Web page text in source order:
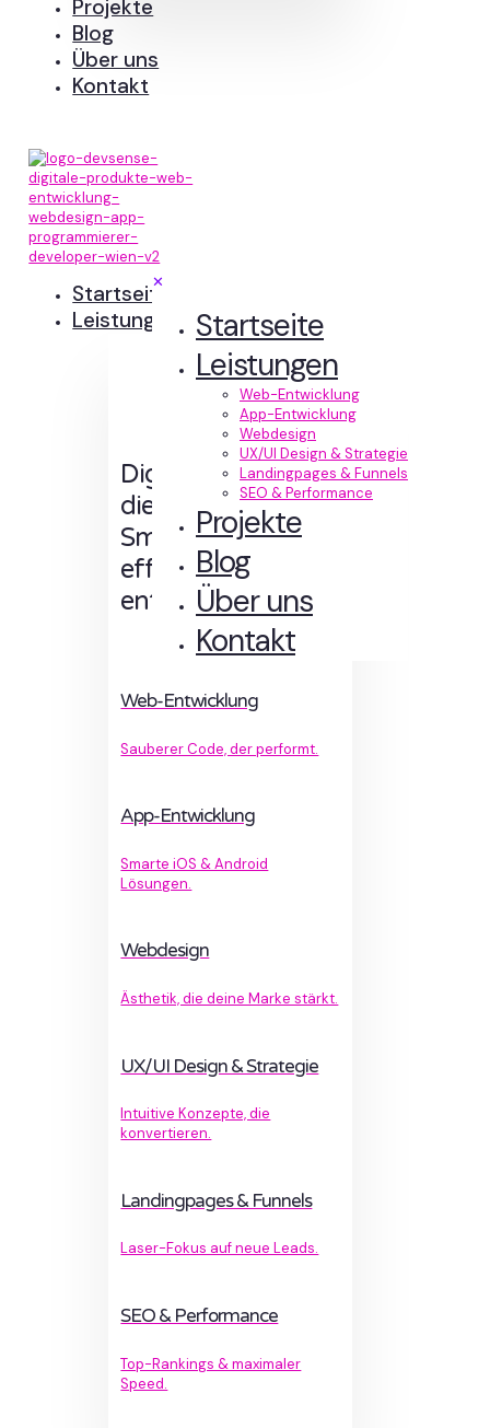
Projekte
Blog
Über uns
Kontakt
✕
Startseite
Leistungen
Web-Entwicklung
App-Entwicklung
Webdesign
UX/UI Design & Strategie
Landingpages & Funnels
SEO & Performance
Projekte
Blog
Über uns
Kontakt
Startseite
Leistungen
Digitale Erlebnisse,
die Sinn machen.
Smart designt und
effizient
entwickelt.
Web-Entwicklung
Sauberer Code, der performt.
App-Entwicklung
Smarte iOS & Android
Lösungen.
Webdesign
Ästhetik, die deine Marke stärkt.
UX/UI Design & Strategie
Intuitive Konzepte, die
konvertieren.
Landingpages & Funnels
Laser-Fokus auf neue Leads.
SEO & Performance
Top-Rankings & maximaler
Speed.